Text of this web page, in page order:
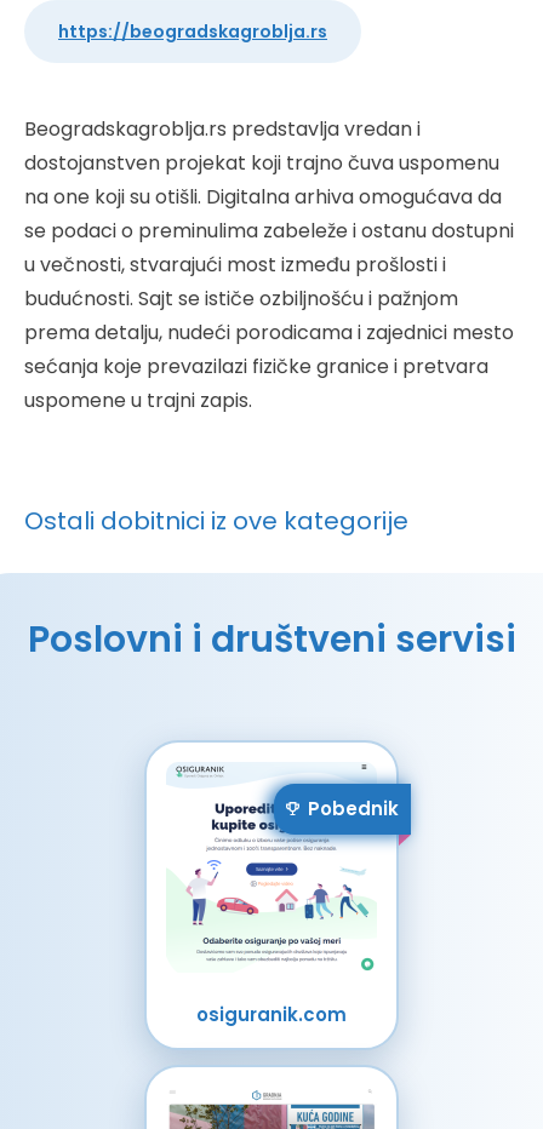
https://beogradskagroblja.rs
Beogradskagroblja.rs predstavlja vredan i
dostojanstven projekat koji trajno čuva uspomenu
na one koji su otišli. Digitalna arhiva omogućava da
se podaci o preminulima zabeleže i ostanu dostupni
u večnosti, stvarajući most između prošlosti i
budućnosti. Sajt se ističe ozbiljnošću i pažnjom
prema detalju, nudeći porodicama i zajednici mesto
sećanja koje prevazilazi fizičke granice i pretvara
uspomene u trajni zapis.
Ostali dobitnici iz ove kategorije
Poslovni i društveni servisi
Pobednik
osiguranik.com